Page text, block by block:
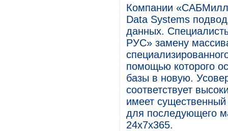
Компании
Data Systems
данных.
РУС» замену
помощью которого
базы в новую.
соответствует
имеет
для последующего
24x7x365.